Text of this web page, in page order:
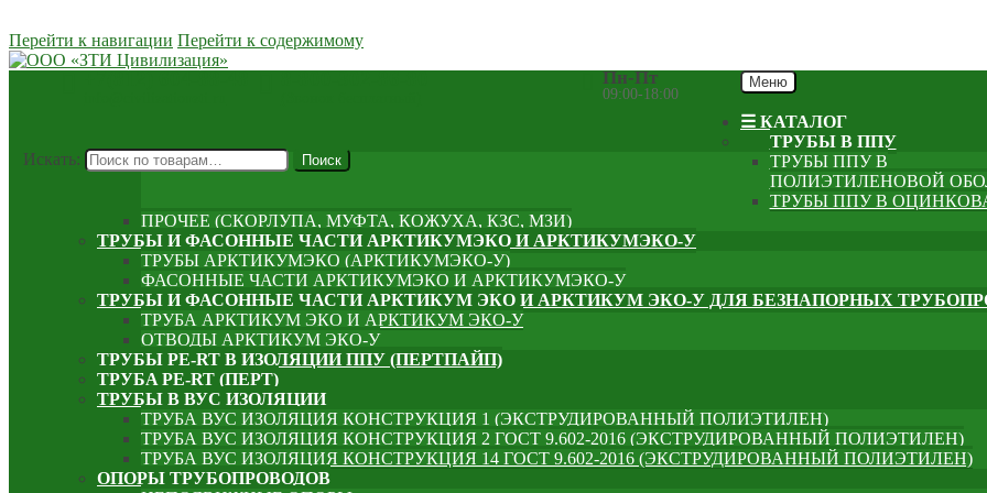
Перейти к навигации Перейти к содержимому
Пн-Пт
09:00-18:00
Искать: Поиск
Меню
☰ КАТАЛОГ
ТРУБЫ В ППУ
ТРУБЫ ППУ В
ПОЛИЭТИЛЕНОВОЙ
ТРУБЫ ППУ В
ПРОЧЕЕ (СКОРЛУПА, МУФТА, КОЖУХА, КЗС, МЗИ)
ТРУБЫ И ФАСОННЫЕ ЧАСТИ АРКТИКУМЭКО И АРКТИКУМЭКО-У
ТРУБЫ АРКТИКУМЭКО (АРКТИКУМЭКО-У)
ФАСОННЫЕ ЧАСТИ АРКТИКУМЭКО И АРКТИКУМЭКО-У
ТРУБЫ И ФАСОННЫЕ ЧАСТИ АРКТИКУМ ЭКО И АРКТИКУМ ЭКО-У ДЛЯ БЕЗНАПОРНЫХ
ТРУБА АРКТИКУМ ЭКО И АРКТИКУМ ЭКО-У
ОТВОДЫ АРКТИКУМ ЭКО-У
ТРУБЫ PE-RT В ИЗОЛЯЦИИ ППУ (ПЕРТПАЙП)
⁠ТРУБA PE-RT (ПЕРТ)
ТРУБЫ В ВУС ИЗОЛЯЦИИ
ТРУБА ВУС ИЗОЛЯЦИЯ КОНСТРУКЦИЯ 1 (ЭКСТРУДИРОВАННЫЙ ПОЛИЭТИЛЕН)
ТРУБА ВУС ИЗОЛЯЦИЯ КОНСТРУКЦИЯ 2 ГОСТ 9.602-2016 (ЭКСТРУДИРОВАННЫЙ ПОЛИЭТИЛЕН)
ТРУБА ВУС ИЗОЛЯЦИЯ КОНСТРУКЦИЯ 14 ГОСТ 9.602-2016 (ЭКСТРУДИРОВАННЫЙ ПОЛИЭТИЛЕН)
ОПОРЫ ТРУБОПРОВОДОВ